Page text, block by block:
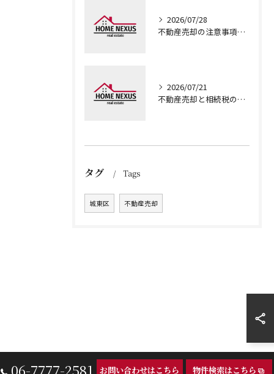
2026/07/28
不動産売却の注意事項を大阪府大阪市城東区新喜多東で押さえ安全に進めるコツ
2026/07/21
不動産売却と相続税の特例活用で税負担を最小化する実践ガイド
タグ Tags
城東区 不動産売却
06-7777-2581 お問い合わせはこちら 物件検索はこちら